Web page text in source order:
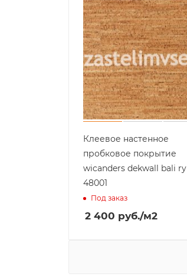
Клеевое настенное
пробковое покрытие
wicanders dekwall bali ry
48001
Под заказ
2 400 руб./м2